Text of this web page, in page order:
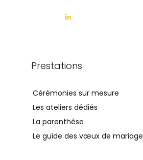
Prestations
Cérémonies sur mesure
Les ateliers dédiés
La parenthèse
Le guide des vœux de mariage